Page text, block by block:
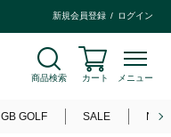
新規会員登録 ログイン
商品検索 カート メニュー
GB GOLF SALE